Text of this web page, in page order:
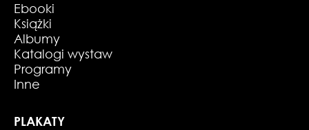
Ebooki
Książki
Albumy
Katalogi wystaw
Programy
Inne
PLAKATY